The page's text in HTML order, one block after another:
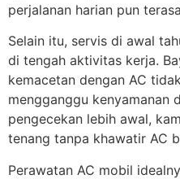
perjalanan harian pun
Selain itu, servis di awal
di tengah aktivitas kerja.
kemacetan dengan AC
mengganggu kenyamanan
pengecekan lebih awal,
tenang tanpa khawatir AC
Perawatan AC mobil